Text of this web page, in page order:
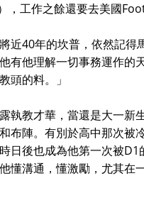
，工作之餘還要去美國
近40年的坎普，依然記得
有他理解一切事務運作的
頭的料。」
執教才華，當還是大一新
布陣。有別於高中那次被
日後也成為他第一次被
懂溝通，懂激勵，尤其在